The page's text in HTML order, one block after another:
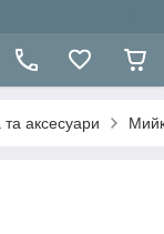
та аксесуари